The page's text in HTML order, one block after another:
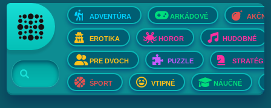
ADVENTÚRA ARKÁDOVÉ AKČNÉ
EROTIKA HOROR HUDOBNÉ
PRE DVOCH PUZZLE STRATÉGIE
ŠPORT VTIPNÉ NÁUČNÉ